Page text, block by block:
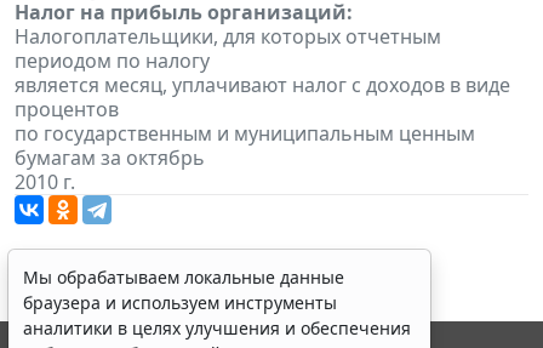
Налог на прибыль организаций:
Налогоплательщики, для которых отчетным
периодом по налогу
является месяц, уплачивают налог с доходов в виде
процентов
по государственным и муниципальным ценным
бумагам за октябрь
2010 г.
Мы обрабатываем локальные данные
браузера и используем инструменты
аналитики в целях улучшения и обеспечения